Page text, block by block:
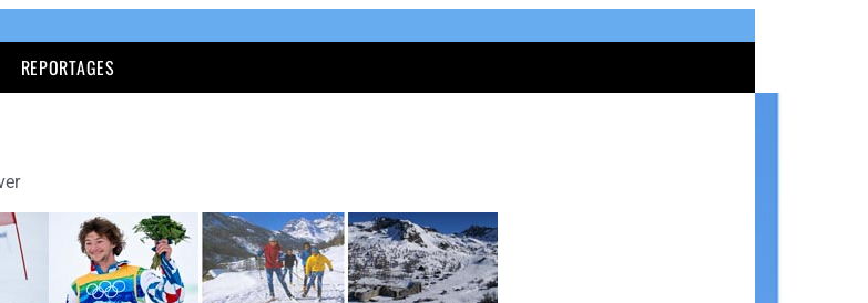
REPORTAGES